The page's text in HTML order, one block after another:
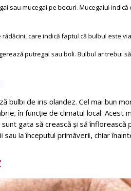
sau mucegai pe becuri. Mucegaiul
care indică faptul că bulbul este
putregai sau boli. Bulbul ar trebui
bulbi de iris olandez. Cel mai bun
în funcție de climatul local. Acest
gata să crească și să înflorească
la începutul primăverii, chiar